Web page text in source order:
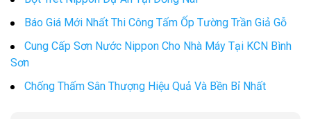
Báo Giá Mới Nhất Thi Công Tấm Ốp Tường Trần Giả Gỗ
Cung Cấp Sơn Nước Nippon Cho Nhà Máy Tại KCN Bình
Sơn
Chống Thấm Sân Thượng Hiệu Quả Và Bền Bỉ Nhất